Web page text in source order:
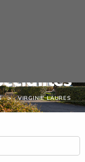
VIRGINIE LAURES